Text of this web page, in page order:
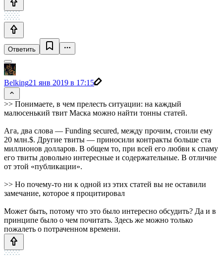
Ответить
Belking21 янв 2019 в 17:15
>> Понимаете, в чем прелесть ситуации: на каждый
малюсенький твит Маска можно найти тонны статей.
Ага, два слова — Funding secured, между прочим, стоили ему
20 млн.$. Другие твиты — приносили контракты больше ста
миллионов долларов. В общем то, при всей его любви к спаму
его твиты довольно интересные и содержательные. В отличие
от этой «публикации».
>> Но почему-то ни к одной из этих статей вы не оставили
замечание, которое я процитировал
Может быть, потому что это было интересно обсудить? Да и в
принципе было о чем почитать. Здесь же можно только
пожалеть о потраченном времени.